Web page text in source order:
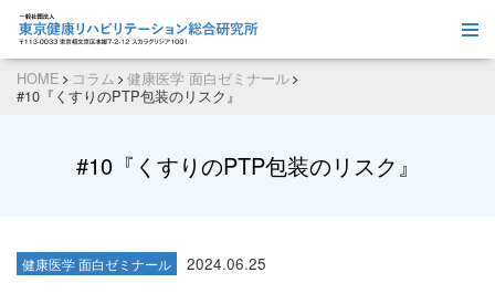
HOME コラム
健康医学 面白ゼミナール
#10『くすりのPTP包装のリスク』
#10『くすりのPTP包装のリスク』
健康医学 面白ゼミナール 2024.06.25